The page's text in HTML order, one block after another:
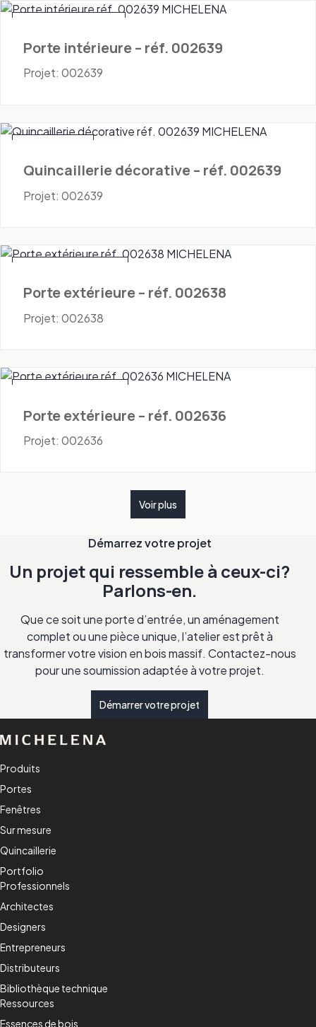
Porte intérieure – réf. 002639
Projet: 002639
Quincaillerie décorative – réf. 002639
Projet: 002639
Porte extérieure – réf. 002638
Projet: 002638
Porte extérieure – réf. 002636
Projet: 002636
Voir plus
Démarrez votre projet
Un projet qui ressemble à ceux-ci?
Parlons-en.
Que ce soit une porte d’entrée, un aménagement
complet ou une pièce unique, l’atelier est prêt à
transformer votre vision en bois massif. Contactez-nous
pour une soumission adaptée à votre projet.
Démarrer votre projet
Produits
Portes
Fenêtres
Sur mesure
Quincaillerie
Portfolio
Professionnels
Architectes
Designers
Entrepreneurs
Distributeurs
Bibliothèque technique
Ressources
Essences de bois